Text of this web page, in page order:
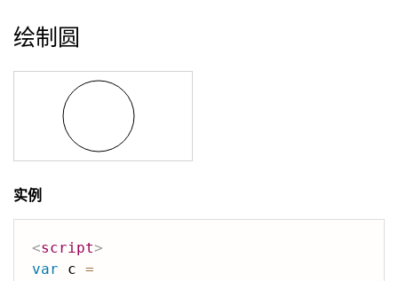
绘制圆
实例
<script>
var c =